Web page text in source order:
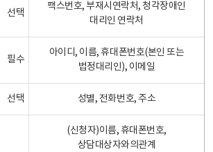
선택
팩스번호, 부재시연락처, 청각장애인
대리인 연락처
필수
아이디, 이름, 휴대폰번호(본인 또는
법정대리인), 이메일
선택 성별, 전화번호, 주소
(신청자)이름, 휴대폰번호,
상담대상자와의관계